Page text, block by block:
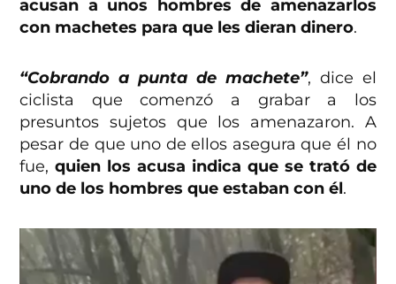
acusan a unos hombres de amenazarlos
con machetes para que les dieran dinero.
“Cobrando a punta de machete”, dice el
ciclista que comenzó a grabar a los
presuntos sujetos que los amenazaron. A
pesar de que uno de ellos asegura que él no
fue,quien los acusa indica que se trató de
uno de los hombres que estaban con él.